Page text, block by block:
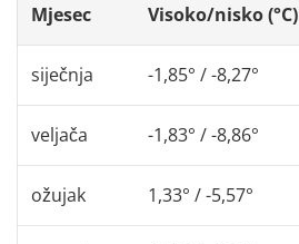
Mjesec Visoko/nisko (°C)
siječnja -1,85° / -8,27°
veljača -1,83° / -8,86°
ožujak 1,33° / -5,57°